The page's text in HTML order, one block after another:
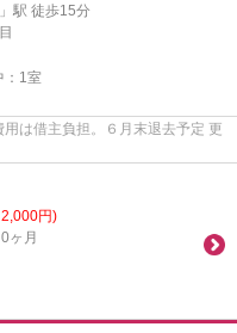
」駅 徒歩15分
1室
は借主負担。６月末退去予定 更
円)
ヶ月